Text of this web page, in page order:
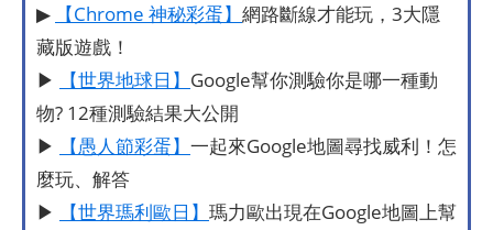
▶
【Chrome 神秘彩蛋】 網路斷線才能玩，3大隱
藏版遊戲！
▶
【世界地球日】 Google幫你測驗你是哪一種動
物? 12種測驗結果大公開
▶
【愚人節彩蛋】 一起來Google地圖尋找威利！怎
麼玩、解答
▶
【世界瑪利歐日】 瑪力歐出現在Google地圖上幫